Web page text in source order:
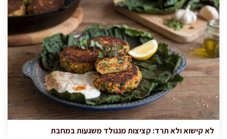
לא קישוא ולא תרד: קציצות מנגולד משגעות במחבת